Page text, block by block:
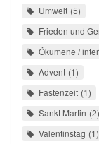
Umwelt 5
Frieden und
Ökumene /
Advent 1
Fastenzeit 1
Sankt Martin 2
Valentinstag 1